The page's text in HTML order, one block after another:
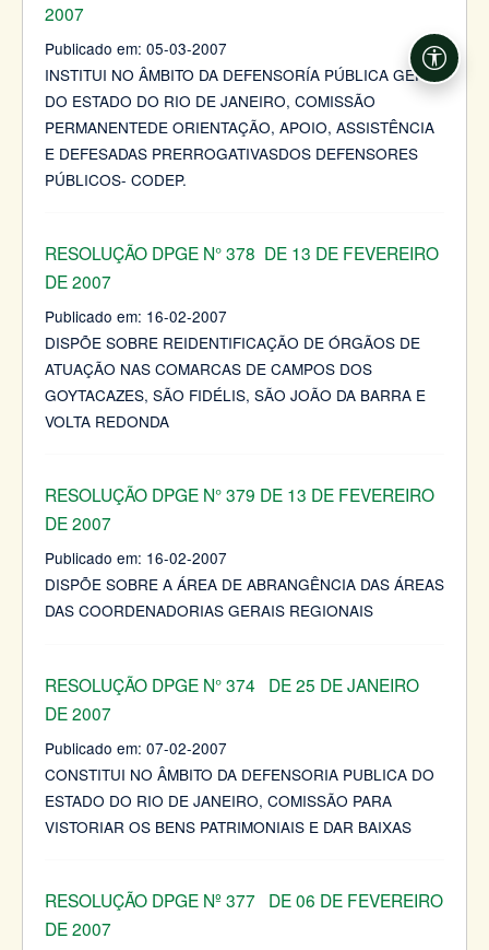
2007
Publicado em: 05-03-2007
INSTITUI NO ÂMBITO DA DEFENSORÍA PÚBLICA GERAL
DO ESTADO DO RIO DE JANEIRO, COMISSÃO
PERMANENTEDE ORIENTAÇÃO, APOIO, ASSISTÊNCIA
E DEFESADAS PRERROGATIVASDOS DEFENSORES
PÚBLICOS- CODEP.
RESOLUÇÃO DPGE N° 378 DE 13 DE FEVEREIRO
DE 2007
Publicado em: 16-02-2007
DISPÕE SOBRE REIDENTIFICAÇÃO DE ÓRGÃOS DE
ATUAÇÃO NAS COMARCAS DE CAMPOS DOS
GOYTACAZES, SÃO FIDÉLIS, SÃO JOÃO DA BARRA E
VOLTA REDONDA
RESOLUÇÃO DPGE N° 379 DE 13 DE FEVEREIRO
DE 2007
Publicado em: 16-02-2007
DISPÕE SOBRE A ÁREA DE ABRANGÊNCIA DAS ÁREAS
DAS COORDENADORIAS GERAIS REGIONAIS
RESOLUÇÃO DPGE N° 374 DE 25 DE JANEIRO
DE 2007
Publicado em: 07-02-2007
CONSTITUI NO ÂMBITO DA DEFENSORIA PUBLICA DO
ESTADO DO RIO DE JANEIRO, COMISSÃO PARA
VISTORIAR OS BENS PATRIMONIAIS E DAR BAIXAS
RESOLUÇÃO DPGE Nº 377 DE 06 DE FEVEREIRO
DE 2007